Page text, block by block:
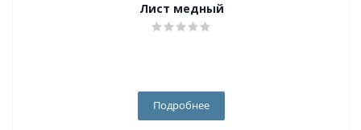
Лист медный
Подробнее